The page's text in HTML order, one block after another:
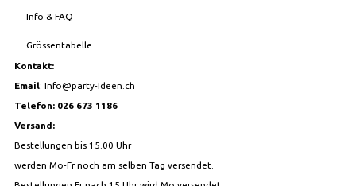
Info & FAQ
Grössentabelle
Kontakt:
Email: Info@party-Ideen.ch
Telefon: 026 673 1186
Versand:
Bestellungen bis 15.00 Uhr
werden Mo-Fr noch am selben Tag versendet.